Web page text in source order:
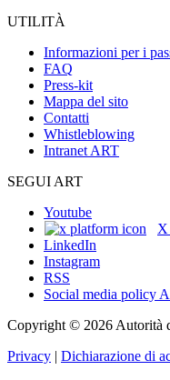
UTILITÀ
Informazioni per i
FAQ
Press-kit
Mappa del sito
Contatti
Whistleblowing
Intranet ART
SEGUI ART
Youtube
X
LinkedIn
Instagram
RSS
Social media policy
Copyright © 2026 Autorità
Privacy | Dichiarazione di